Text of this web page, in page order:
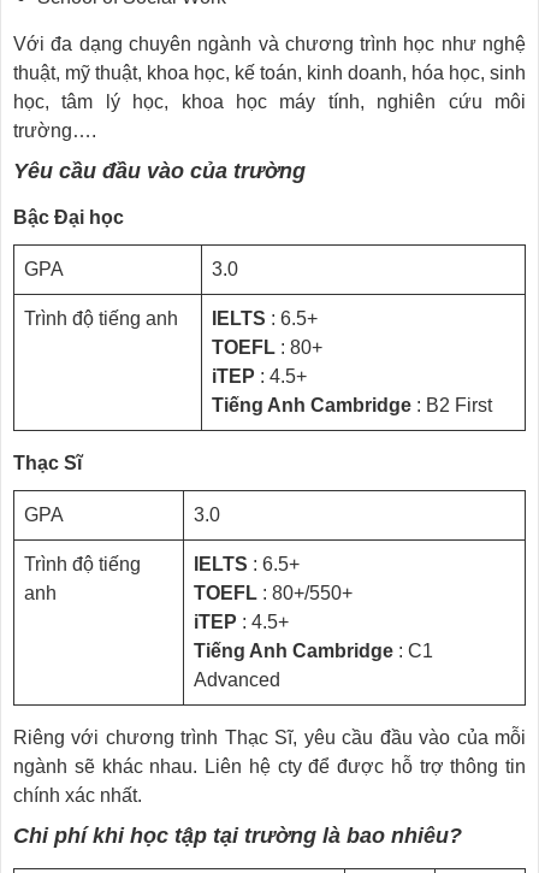
Với đa dạng chuyên ngành và chương trình học như nghệ
thuật, mỹ thuật, khoa học, kế toán, kinh doanh, hóa học, sinh
học, tâm lý học, khoa học máy tính, nghiên cứu môi
trường….
Yêu cầu đầu vào của trường
Bậc Đại học
GPA 3.0
Trình độ tiếng anh IELTS : 6.5+
TOEFL : 80+
iTEP : 4.5+
Tiếng Anh Cambridge : B2 First
Thạc Sĩ
GPA 3.0
Trình độ tiếng
anh
IELTS : 6.5+
TOEFL : 80+/550+
iTEP : 4.5+
Tiếng Anh Cambridge : C1
Advanced
Riêng với chương trình Thạc Sĩ, yêu cầu đầu vào của mỗi
ngành sẽ khác nhau. Liên hệ cty để được hỗ trợ thông tin
chính xác nhất.
Chi phí khi học tập tại trường là bao nhiêu?